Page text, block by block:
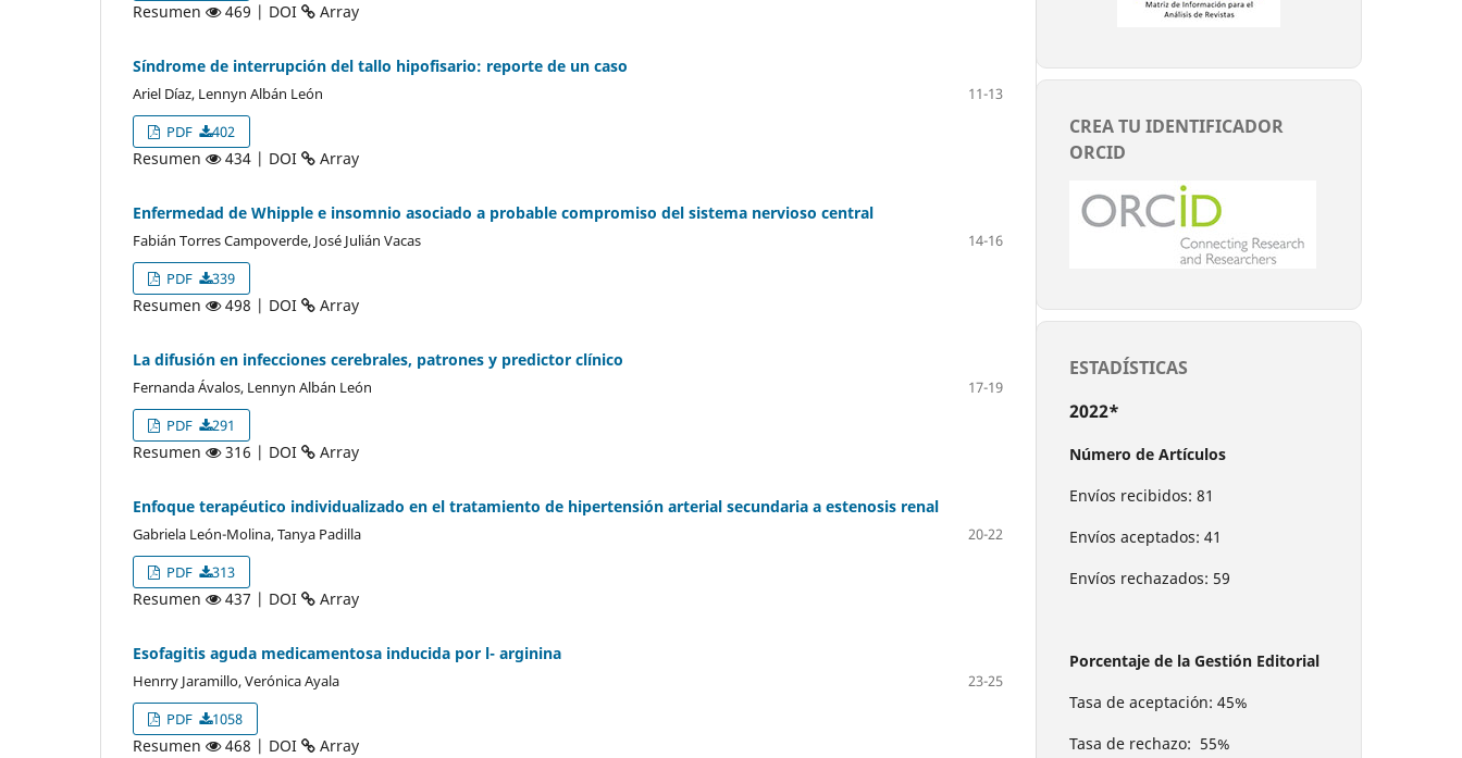
Resumen 469 | DOI Array
Síndrome de interrupción del tallo hipofisario: reporte de un caso
Ariel Díaz, Lennyn Albán León
11-13
PDF
402
Resumen 434 | DOI Array
Enfermedad de Whipple e insomnio asociado a probable compromiso del sistema nervioso central
Fabián Torres Campoverde, José Julián Vacas
14-16
PDF
339
Resumen 498 | DOI Array
La difusión en infecciones cerebrales, patrones y predictor clínico
Fernanda Ávalos, Lennyn Albán León
17-19
PDF
291
Resumen 316 | DOI Array
Enfoque terapéutico individualizado en el tratamiento de hipertensión arterial secundaria a estenosis renal
Gabriela León-Molina, Tanya Padilla
20-22
PDF
313
Resumen 437 | DOI Array
Esofagitis aguda medicamentosa inducida por l- arginina
Henrry Jaramillo, Verónica Ayala
23-25
PDF
1058
Resumen 468 | DOI Array
CREA TU IDENTIFICADOR
ORCID
ESTADÍSTICAS
2022*
Número de Artículos
Envíos recibidos: 81
Envíos aceptados: 41
Envíos rechazados: 59
Porcentaje de la Gestión Editorial
Tasa de aceptación: 45%
Tasa de rechazo: 55%